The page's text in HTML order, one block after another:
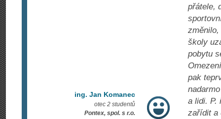
ing. Jan Komanec
otec 2 studentů
Pontex, spol. s r.o.
přátele,
školy
pobytu
pak
a lidi. P.
zařídit a